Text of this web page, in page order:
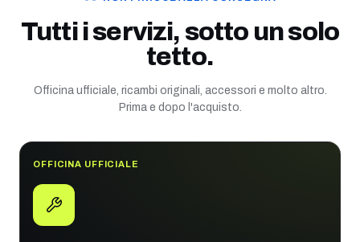
Tutti i servizi, sotto un solo
tetto.
Officina ufficiale, ricambi originali, accessori e molto altro.
Prima e dopo l'acquisto.
OFFICINA UFFICIALE